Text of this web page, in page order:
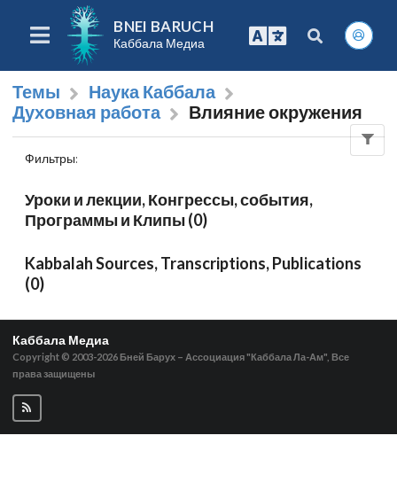
BNEI BARUCH
Каббала Медиа
Темы
Наука Каббала
Духовная работа
Влияние окружения
Фильтры:
Уроки и лекции, Конгрессы, события,
Программы и Клипы (0)
Kabbalah Sources, Transcriptions, Publications
(0)
Каббала Медиа
Copyright © 2003-2026 Бней Барух – Ассоциация "Каббала Ла-Ам", Все
права защищены